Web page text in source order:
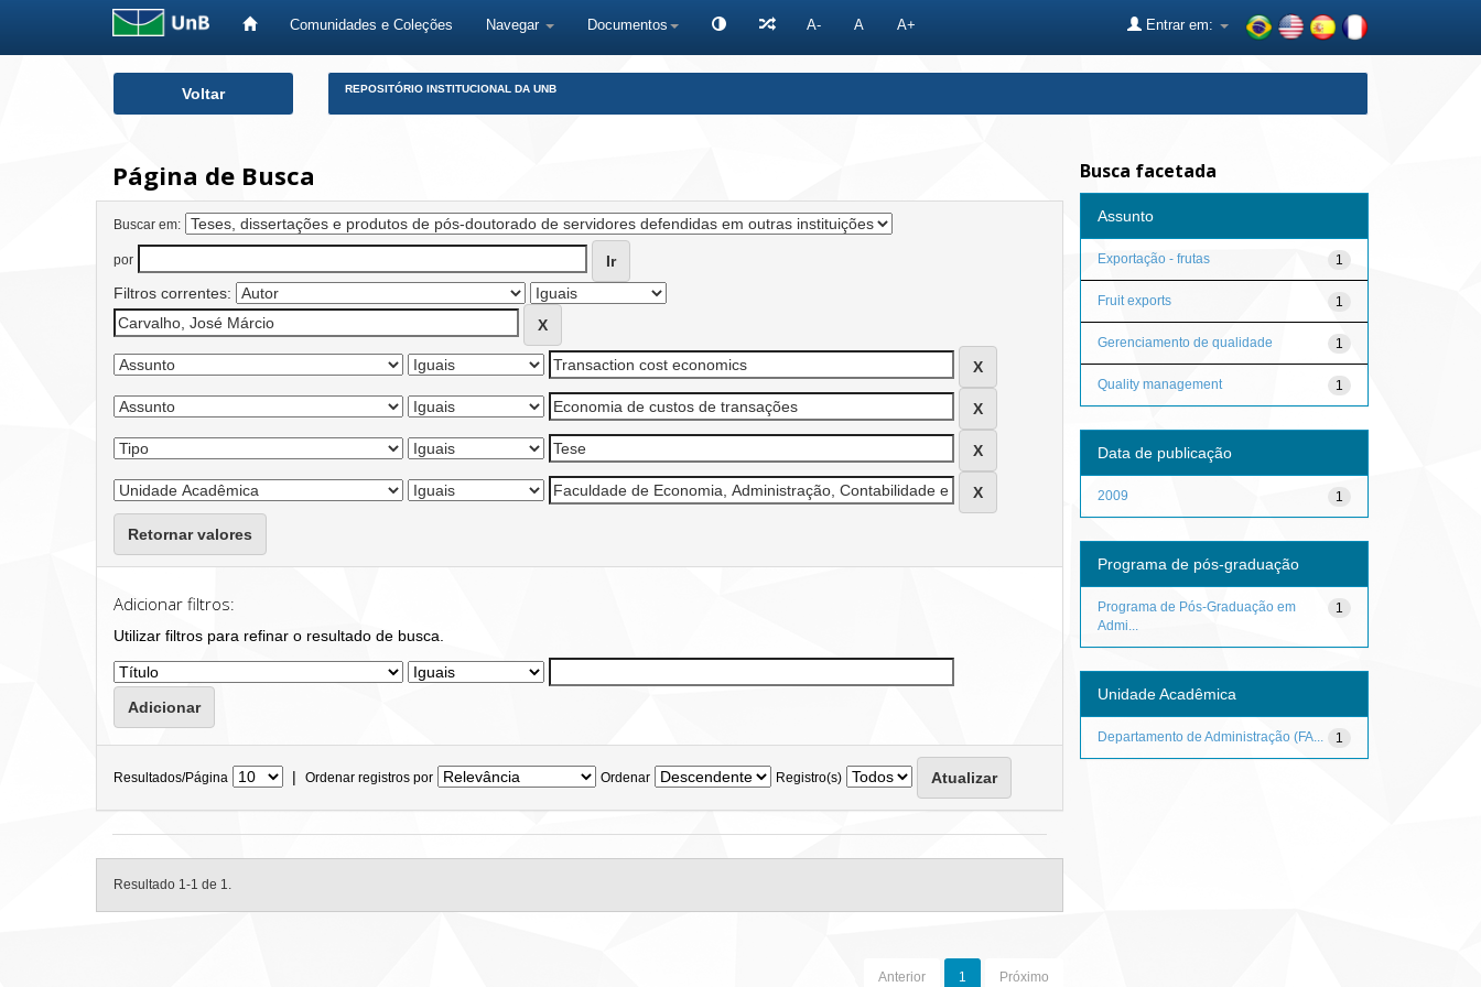
Comunidades e Coleções Navegar Documentos A- A A+ Entrar em:
Voltar REPOSITÓRIO INSTITUCIONAL DA UNB
Página de Busca
Buscar em:
por
Filtros correntes:
Retornar valores
Adicionar filtros:
Utilizar filtros para refinar o resultado de busca.
Resultados/Página | Ordenar registros por Ordenar Registro(s)
Resultado 1-1 de 1.
Anterior 1 Próximo
Busca facetada
Assunto
1
Exportação - frutas
1
Fruit exports
1
Gerenciamento de qualidade
1
Quality management
Data de publicação
1
2009
Programa de pós-graduação
1
Programa de Pós-Graduação em
Admi...
Unidade Acadêmica
1
Departamento de Administração (FA...